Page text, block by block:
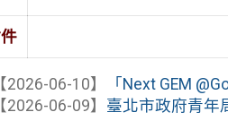
【2026-06-10】
「Next GEM
【2026-06-09】 臺北市政府青年